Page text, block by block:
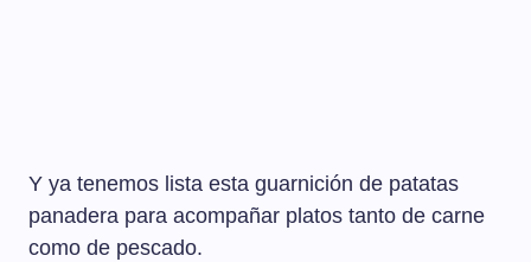
Y ya tenemos lista esta guarnición de patatas
panadera para acompañar platos tanto de carne
como de pescado.